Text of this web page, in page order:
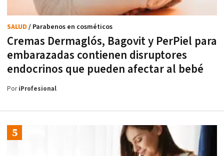
Cremas Dermaglós, Bagovit y PerPiel para
embarazadas contienen disruptores
endocrinos que pueden afectar al bebé
SALUD / Parabenos en cosméticos
PoriProfesional